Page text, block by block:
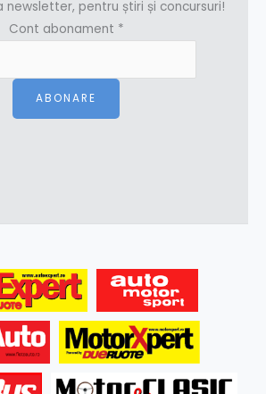
pentru știri și concursuri!
Cont abonament *
ABONARE